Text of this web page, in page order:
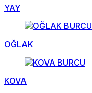
YAY
OĞLAK
KOVA